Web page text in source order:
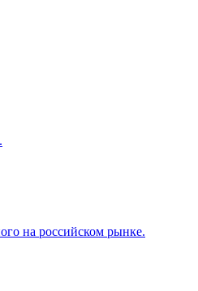
на российском рынке.